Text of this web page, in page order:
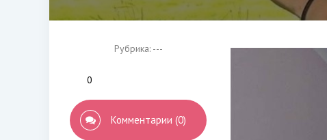
Рубрика: ---
0
Комментарии (0)